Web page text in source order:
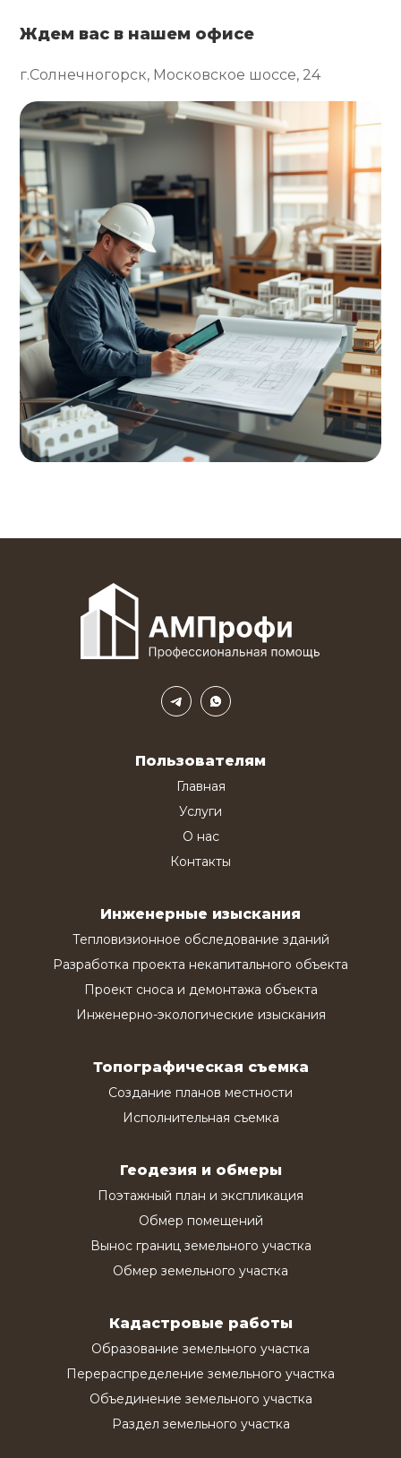
Ждем вас в нашем офисе
г.Солнечногорск, Московское шоссе, 24
Пользователям
Главная
Услуги
О нас
Контакты
Инженерные изыскания
Тепловизионное обследование зданий
Разработка проекта некапитального объекта
Проект сноса и демонтажа объекта
Инженерно-экологические изыскания
Топографическая съемка
Создание планов местности
Исполнительная съемка
Геодезия и обмеры
Поэтажный план и экспликация
Обмер помещений
Вынос границ земельного участка
Обмер земельного участка
Кадастровые работы
Образование земельного участка
Перераспределение земельного участка
Объединение земельного участка
Раздел земельного участка